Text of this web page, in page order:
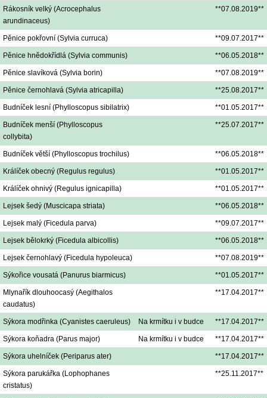
Rákosník velký (Acrocephalus
arundinaceus)
**07.08.2019**
Pěnice pokřovní (Sylvia curruca) **09.07.2017**
Pěnice hnědokřídlá (Sylvia communis) **06.05.2018**
Pěnice slavíková (Sylvia borin) **07.08.2019**
Pěnice černohlavá (Sylvia atricapilla) **25.08.2017**
Budníček lesní (Phylloscopus sibilatrix) **01.05.2017**
Budníček menší (Phylloscopus
collybita)
**25.07.2017**
Budníček větší (Phylloscopus trochilus) **06.05.2018**
Králíček obecný (Regulus regulus) **01.05.2017**
Králíček ohnivý (Regulus ignicapilla) **01.05.2017**
Lejsek šedý (Muscicapa striata) **06.05.2018**
Lejsek malý (Ficedula parva) **09.07.2017**
Lejsek bělokrký (Ficedula albicollis) **06.05.2018**
Lejsek černohlavý (Ficedula hypoleuca) **07.08.2019**
Sýkořice vousatá (Panurus biarmicus) **01.05.2017**
Mlynařík dlouhoocasý (Aegithalos
caudatus)
**17.04.2017**
Sýkora modřinka (Cyanistes caeruleus) Na krmítku i v budce **17.04.2017**
Sýkora koňadra (Parus major) Na krmítku i v budce **17.04.2017**
Sýkora uhelníček (Periparus ater) **17.04.2017**
Sýkora parukářka (Lophophanes
cristatus)
**25.11.2017**